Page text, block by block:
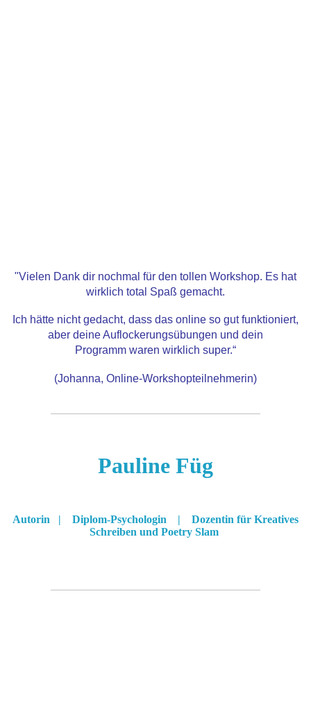
"Vielen Dank dir nochmal für den tollen Workshop. Es hat
wirklich total Spaß gemacht.
Ich hätte nicht gedacht, dass das online so gut funktioniert,
aber deine Auflockerungsübungen und dein
Programm waren wirklich super.“
(Johanna, Online-Workshopteilnehmerin)
Pauline Füg
Autorin | Diplom-Psychologin | Dozentin für Kreatives
Schreiben und Poetry Slam